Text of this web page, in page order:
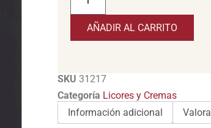
AÑADIR AL CARRITO
SKU 31217
Categoría Licores y Cremas
Información adicional